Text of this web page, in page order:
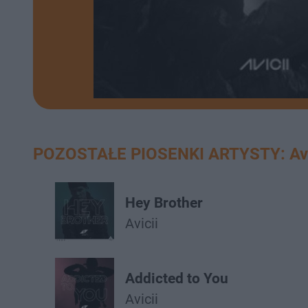
POZOSTAŁE PIOSENKI ARTYSTY:
Hey Brother
Avicii
Addicted to You
Avicii